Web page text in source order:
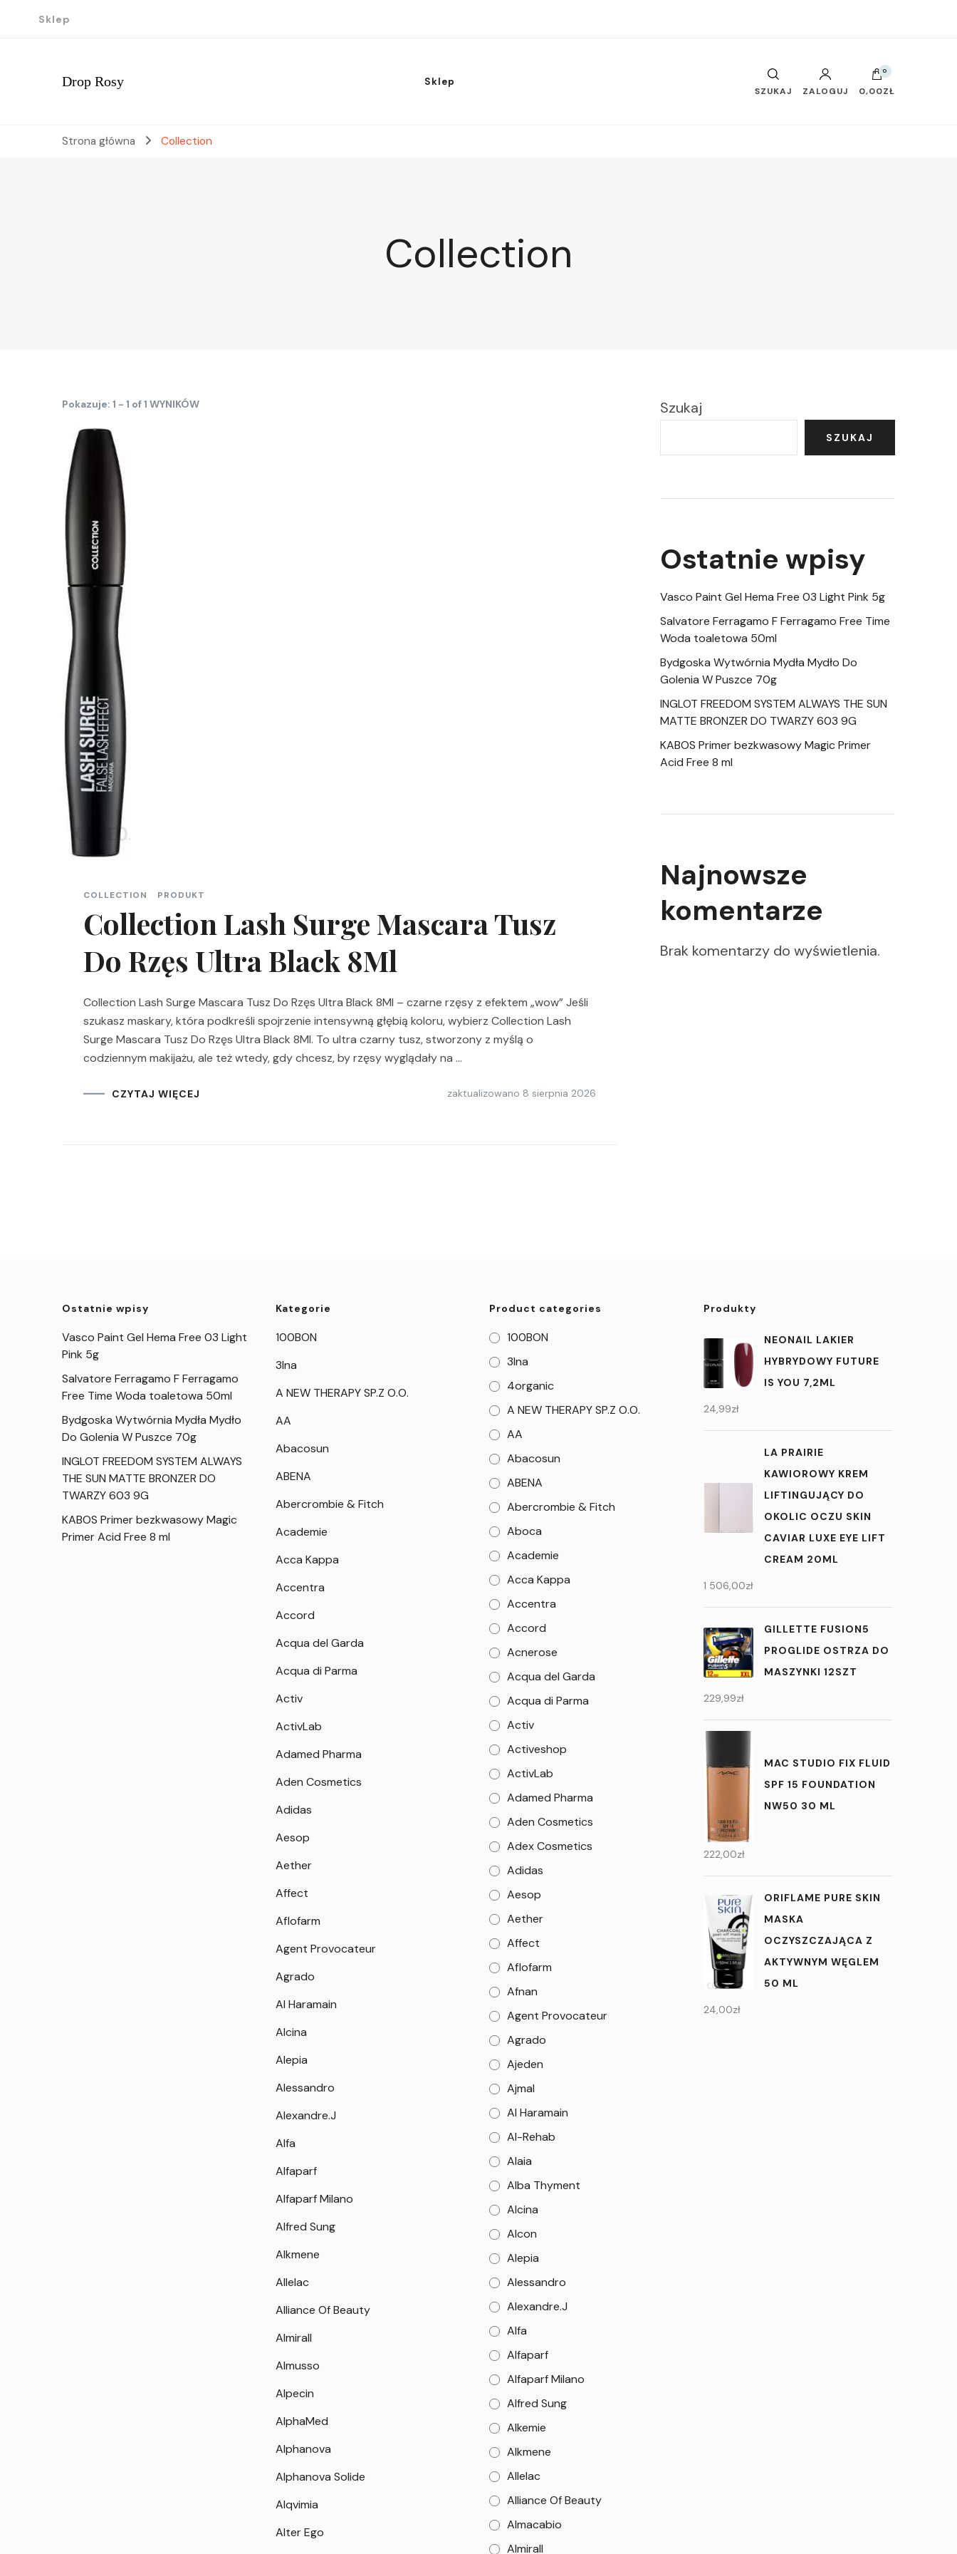
Sklep
Drop Rosy Sklep
SZUKAJ ZALOGUJ
0
0,00ZŁ
Strona główna Collection
Collection
Pokazuje: 1 - 1 of 1 WYNIKÓW
COLLECTION PRODUKT
Collection Lash Surge Mascara Tusz
Do Rzęs Ultra Black 8Ml
Collection Lash Surge Mascara Tusz Do Rzęs Ultra Black 8Ml – czarne rzęsy z efektem „wow” Jeśli
szukasz maskary, która podkreśli spojrzenie intensywną głębią koloru, wybierz Collection Lash
Surge Mascara Tusz Do Rzęs Ultra Black 8Ml. To ultra czarny tusz, stworzony z myślą o
codziennym makijażu, ale też wtedy, gdy chcesz, by rzęsy wyglądały na …
CZYTAJ WIĘCEJ zaktualizowano 8 sierpnia 2026
Szukaj
SZUKAJ
Ostatnie wpisy
Vasco Paint Gel Hema Free 03 Light Pink 5g
Salvatore Ferragamo F Ferragamo Free Time
Woda toaletowa 50ml
Bydgoska Wytwórnia Mydła Mydło Do
Golenia W Puszce 70g
INGLOT FREEDOM SYSTEM ALWAYS THE SUN
MATTE BRONZER DO TWARZY 603 9G
KABOS Primer bezkwasowy Magic Primer
Acid Free 8 ml
Najnowsze
komentarze
Brak komentarzy do wyświetlenia.
Ostatnie wpisy
Vasco Paint Gel Hema Free 03 Light
Pink 5g
Salvatore Ferragamo F Ferragamo
Free Time Woda toaletowa 50ml
Bydgoska Wytwórnia Mydła Mydło
Do Golenia W Puszce 70g
INGLOT FREEDOM SYSTEM ALWAYS
THE SUN MATTE BRONZER DO
TWARZY 603 9G
KABOS Primer bezkwasowy Magic
Primer Acid Free 8 ml
Kategorie
100BON
3Ina
A NEW THERAPY SP.Z O.O.
AA
Abacosun
ABENA
Abercrombie & Fitch
Academie
Acca Kappa
Accentra
Accord
Acqua del Garda
Acqua di Parma
Activ
ActivLab
Adamed Pharma
Aden Cosmetics
Adidas
Aesop
Aether
Affect
Aflofarm
Agent Provocateur
Agrado
Al Haramain
Alcina
Alepia
Alessandro
Alexandre.J
Alfa
Alfaparf
Alfaparf Milano
Alfred Sung
Alkmene
Allelac
Alliance Of Beauty
Almirall
Almusso
Alpecin
AlphaMed
Alphanova
Alphanova Solide
Alqvimia
Alter Ego
Product categories
100BON
3Ina
4organic
A NEW THERAPY SP.Z O.O.
AA
Abacosun
ABENA
Abercrombie & Fitch
Aboca
Academie
Acca Kappa
Accentra
Accord
Acnerose
Acqua del Garda
Acqua di Parma
Activ
Activeshop
ActivLab
Adamed Pharma
Aden Cosmetics
Adex Cosmetics
Adidas
Aesop
Aether
Affect
Aflofarm
Afnan
Agent Provocateur
Agrado
Ajeden
Ajmal
Al Haramain
Al-Rehab
Alaia
Alba Thyment
Alcina
Alcon
Alepia
Alessandro
Alexandre.J
Alfa
Alfaparf
Alfaparf Milano
Alfred Sung
Alkemie
Alkmene
Allelac
Alliance Of Beauty
Almacabio
Almirall
Produkty
NEONAIL LAKIER
HYBRYDOWY FUTURE
IS YOU 7,2ML
24,99zł
LA PRAIRIE
KAWIOROWY KREM
LIFTINGUJĄCY DO
OKOLIC OCZU SKIN
CAVIAR LUXE EYE LIFT
CREAM 20ML
1 506,00zł
GILLETTE FUSION5
PROGLIDE OSTRZA DO
MASZYNKI 12SZT
229,99zł
MAC STUDIO FIX FLUID
SPF 15 FOUNDATION
NW50 30 ML
222,00zł
ORIFLAME PURE SKIN
MASKA
OCZYSZCZAJĄCA Z
AKTYWNYM WĘGLEM
50 ML
24,00zł